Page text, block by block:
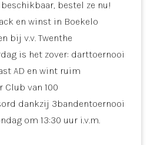
bestel ze nu!
en winst in Boekelo
bij v.v. Twenthe
is het zover: darttoernooi
AD en wint ruim
Club van 100
dankzij 3bandentoernooi
om 13:30 uur i.v.m.